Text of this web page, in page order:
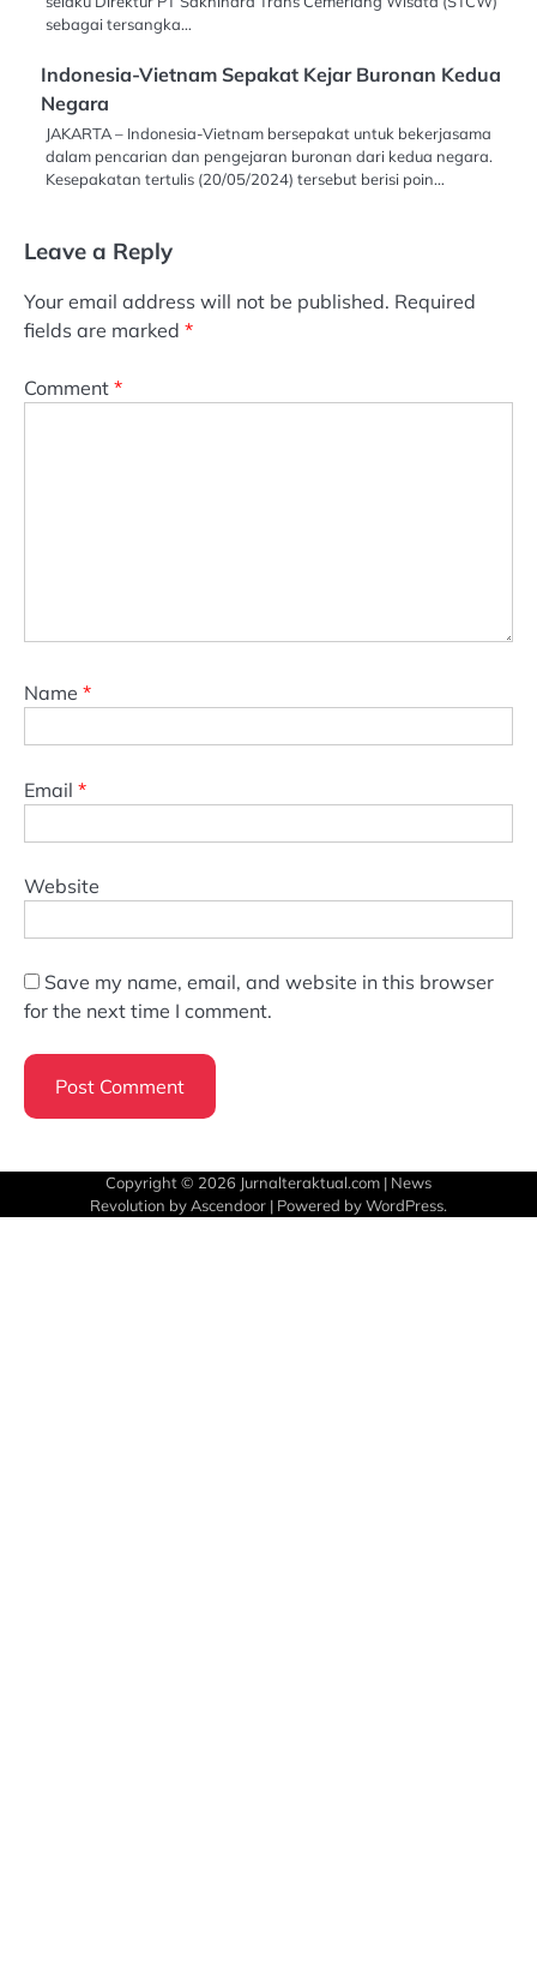
sebagai tersangka…
Indonesia-Vietnam Sepakat Kejar Buronan Kedua
Negara
JAKARTA – Indonesia-Vietnam bersepakat untuk bekerjasama
dalam pencarian dan pengejaran buronan dari kedua negara.
Kesepakatan tertulis (20/05/2024) tersebut berisi poin…
Leave a Reply
Your email address will not be published. Required
fields are marked *
Comment *
Name *
Email *
Website
Save my name, email, and website in this browser
for the next time I comment.
Copyright © 2026 Jurnalteraktual.com | News
Revolution by Ascendoor | Powered byWordPress.